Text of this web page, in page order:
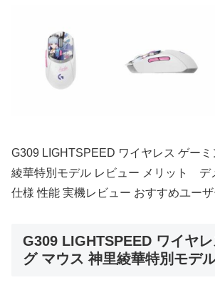
G309 LIGHTSPEED ワイヤレス ゲーミ
綾華特別モデル レビュー メリット デ
仕様 性能 実機レビュー おすすめユー
G309 LIGHTSPEED ワイヤ
グ マウス 神里綾華特別モデ